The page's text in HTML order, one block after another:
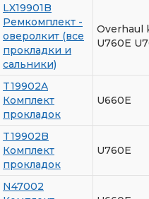
LX19901B
Ремкомплект -
оверолкит (все
прокладки и
сальники)
Overhaul
U760E
T19902A
Комплект
прокладок
U660E
T19902B
Комплект
прокладок
U760E
N47002